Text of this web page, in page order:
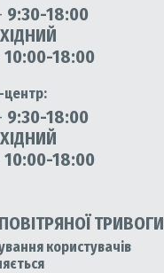
9:30-18:00
10:00-18:00
центр:
9:30-18:00
10:00-18:00
ТРИВОГИ
користувачів